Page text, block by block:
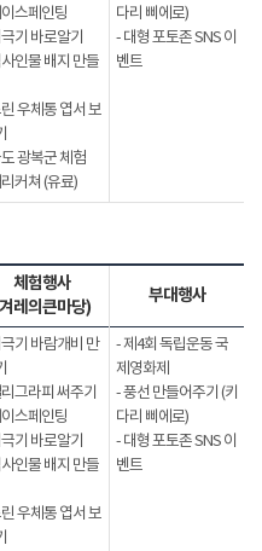
스페인팅
기 바로알기
인물 배지 만들
우체통 엽서 보
광복군 체험
커쳐 (유료)
다리 삐에로)
- 대형 포토존 SNS 이
벤트
체험행사
레의큰마당)
부대행사
기 바람개비 만
그라피 써주기
스페인팅
기 바로알기
인물 배지 만들
우체통 엽서 보
- 제4회 독립운동 국
제영화제
- 풍선 만들어주기 (키
다리 삐에로)
- 대형 포토존 SNS 이
벤트